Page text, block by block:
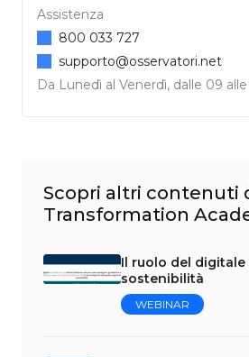
Assistenza
Da Lunedì al Venerdì, dalle 09 alle
800 033 727
supporto@osservatori.net
Scopri altri contenuti
Transformation
Il ruolo del digitale
sostenibilità
WEBINAR